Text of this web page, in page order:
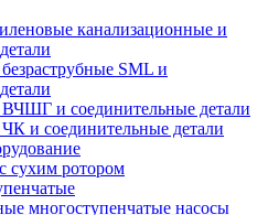
канализационные и
SML и
и соединительные детали
и соединительные детали
сухим ротором
многоступенчатые насосы